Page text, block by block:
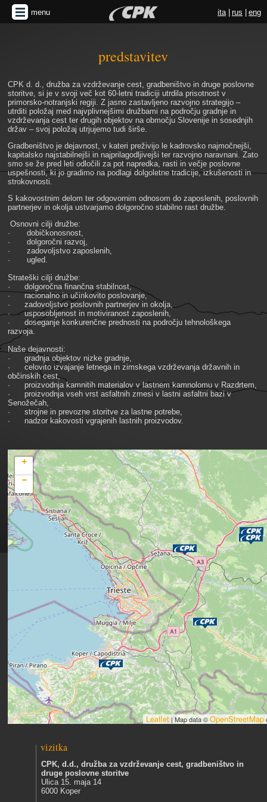
menu eng
rus
ita|
predstavitev
CPK d. d., družba za vzdrževanje cest, gradbeništvo in druge poslovne
storitve, si je v svoji več kot 60-letni tradiciji utrdila prisotnost v
primorsko-notranjski regiji. Z jasno zastavljeno razvojno strategijo –
utrditi položaj med najvplivnejšimi družbami na področju gradnje in
vzdrževanja cest ter drugih objektov na območju Slovenije in sosednjih
držav – svoj položaj utrjujemo tudi širše.
Gradbeništvo je dejavnost, v kateri preživijo le kadrovsko najmočnejši,
kapitalsko najstabilnejši in najprilagodljivejši ter razvojno naravnani. Zato
smo se že pred leti odločili za pot napredka, rasti in večje poslovne
uspešnosti, ki jo gradimo na podlagi dolgoletne tradicije, izkušenosti in
strokovnosti.
S kakovostnim delom ter odgovornim odnosom do zaposlenih, poslovnih
partnerjev in okolja ustvarjamo dolgoročno stabilno rast družbe.
Osnovni cilji družbe:
· dobičkonosnost,
· dolgoročni razvoj,
· zadovoljstvo zaposlenih,
· ugled.
Strateški cilji družbe:
· dolgoročna finančna stabilnost,
· racionalno in učinkovito poslovanje,
· zadovoljstvo poslovnih partnerjev in okolja,
· usposobljenost in motiviranost zaposlenih,
· doseganje konkurenčne prednosti na področju tehnološkega
razvoja.
Naše dejavnosti:
· gradnja objektov nizke gradnje,
· celovito izvajanje letnega in zimskega vzdrževanja državnih in
občinskih cest,
· proizvodnja kamnitih materialov v lastnem kamnolomu v Razdrtem,
· proizvodnja vseh vrst asfaltnih zmesi v lastni asfaltni bazi v
Senožečah,
· strojne in prevozne storitve za lastne potrebe,
· nadzor kakovosti vgrajenih lastnih proizvodov.
+
−
Leaflet| Map data ©OpenStreetMap
vizitka
CPK, d.d., družba za vzdrževanje cest, gradbeništvo in
druge poslovne storitve
Ulica 15. maja 14
6000 Koper